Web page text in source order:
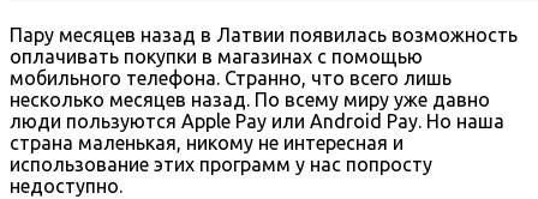
Пару месяцев назад в Латвии появилась возможность
оплачивать покупки в магазинах с помощью
мобильного телефона. Странно, что всего лишь
несколько месяцев назад. По всему миру уже давно
люди пользуются Apple Pay или Android Pay. Но наша
страна маленькая, никому не интересная и
использование этих программ у нас попросту
недоступно.